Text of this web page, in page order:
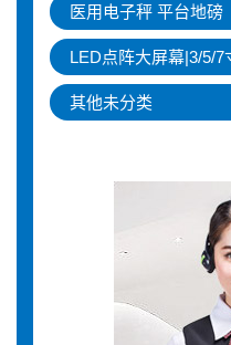
医用电子秤 平台地磅
LED点阵大屏幕|3/5/7
其他未分类